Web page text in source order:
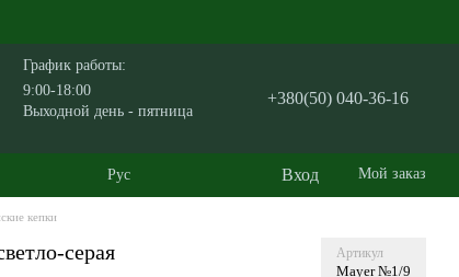
График работы:
9:00-18:00
Выходной день - пятница
+380(50) 040-36-16
Рус Вход Мой заказ
кепки
серая Артикул
Mayer №1/9